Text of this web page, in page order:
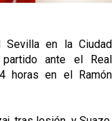
Sevilla en la Ciudad
ante el Real
horas en el Ramón